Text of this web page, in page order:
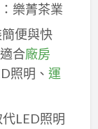
樂菁茶業
便與快
合廠房
照明、 運
LED照明